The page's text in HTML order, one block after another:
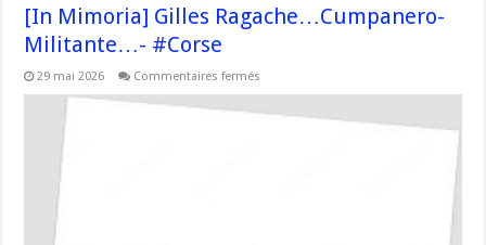
[In Mimoria] Gilles Ragache…Cumpanero-
Militante…- #Corse
29 mai 2026 Commentaires fermés
Gilles